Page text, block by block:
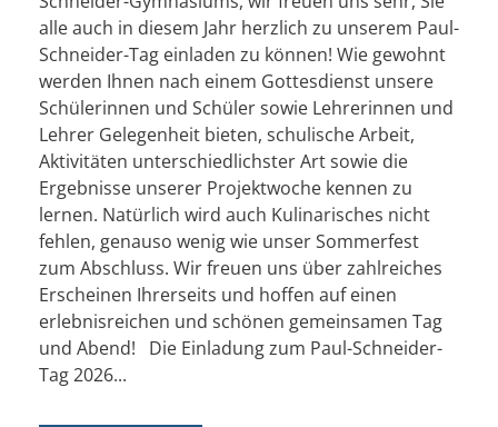
alle auch in diesem Jahr herzlich zu unserem Paul-
Schneider-Tag einladen zu können! Wie gewohnt
werden Ihnen nach einem Gottesdienst unsere
Schülerinnen und Schüler sowie Lehrerinnen und
Lehrer Gelegenheit bieten, schulische Arbeit,
Aktivitäten unterschiedlichster Art sowie die
Ergebnisse unserer Projektwoche kennen zu
lernen. Natürlich wird auch Kulinarisches nicht
fehlen, genauso wenig wie unser Sommerfest
zum Abschluss. Wir freuen uns über zahlreiches
Erscheinen Ihrerseits und hoffen auf einen
erlebnisreichen und schönen gemeinsamen Tag
und Abend! Die Einladung zum Paul-Schneider-
Tag 2026...